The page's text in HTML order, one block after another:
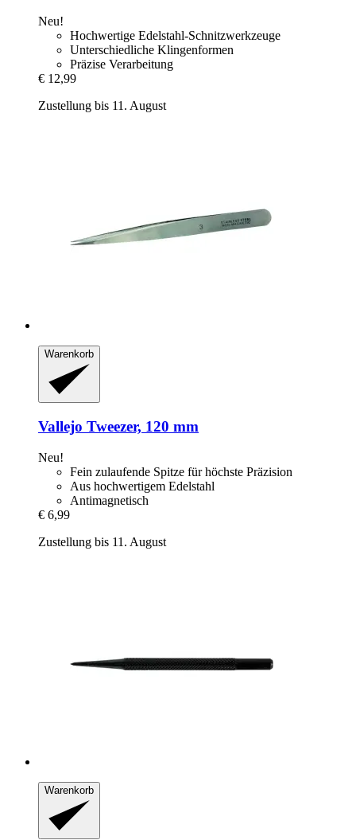
Neu!
Hochwertige Edelstahl-Schnitzwerkzeuge
Unterschiedliche Klingenformen
Präzise Verarbeitung
€ 12,99
Zustellung bis 11. August
Warenkorb
Vallejo Tweezer, 120 mm
Neu!
Fein zulaufende Spitze für höchste Präzision
Aus hochwertigem Edelstahl
Antimagnetisch
€ 6,99
Zustellung bis 11. August
Warenkorb